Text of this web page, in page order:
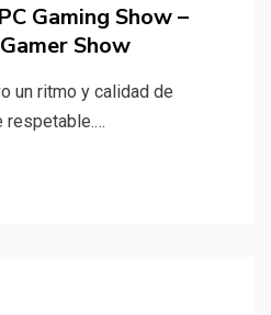
Gaming Show –
Show
un ritmo y calidad de
respetable.…